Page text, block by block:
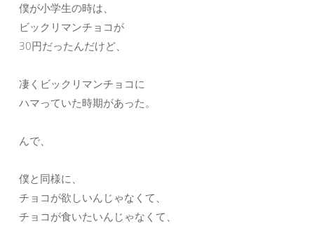
僕が小学生の時は、
ビックリマンチョコが
30円だったんだけど、
凄くビックリマンチョコに
ハマっていた時期があった。
んで、
僕と同様に、
チョコが欲しいんじゃなくて、
チョコが食いたいんじゃなくて、